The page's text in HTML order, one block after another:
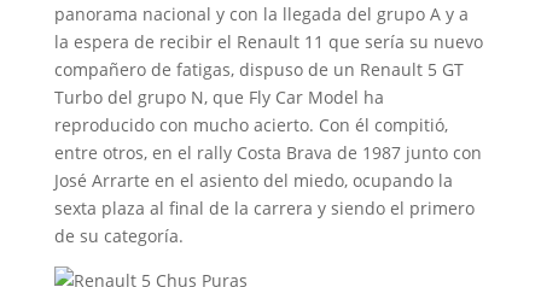
panorama nacional y con la llegada del grupo A y a
la espera de recibir el Renault 11 que sería su nuevo
compañero de fatigas, dispuso de un Renault 5 GT
Turbo del grupo N, que Fly Car Model ha
reproducido con mucho acierto. Con él compitió,
entre otros, en el rally Costa Brava de 1987 junto con
José Arrarte en el asiento del miedo, ocupando la
sexta plaza al final de la carrera y siendo el primero
de su categoría.